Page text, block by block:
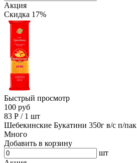
Акция
Скидка 17%
Быстрый просмотр
100 руб
83 Р / 1 шт
Шебекинские Букатини 350г в/с п/пак
Много
Добавить в корзину
шт